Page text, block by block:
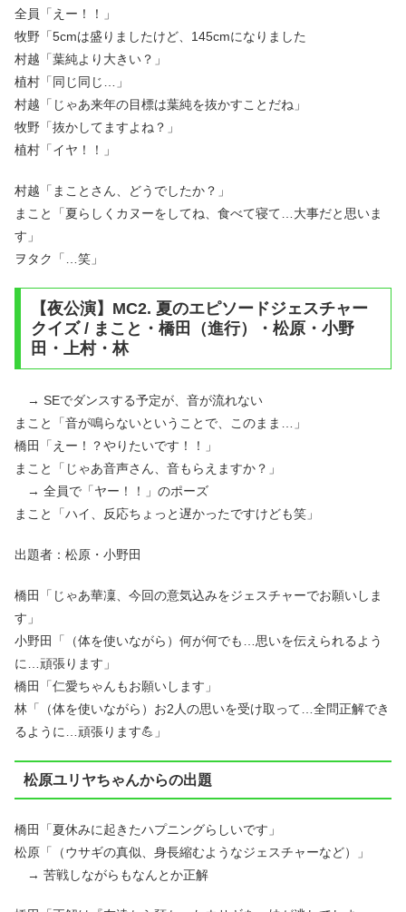
全員「えー！！」
牧野「5cmは盛りましたけど、145cmになりました
村越「葉純より大きい？」
植村「同じ同じ…」
村越「じゃあ来年の目標は葉純を抜かすことだね」
牧野「抜かしてますよね？」
植村「イヤ！！」
村越「まことさん、どうでしたか？」
まこと「夏らしくカヌーをしてね、食べて寝て…大事だと思いま
す」
ヲタク「…笑」
【夜公演】MC2. 夏のエピソードジェスチャー
クイズ / まこと・橋田（進行）・松原・小野
田・上村・林
→ SEでダンスする予定が、音が流れない
まこと「音が鳴らないということで、このまま…」
橋田「えー！？やりたいです！！」
まこと「じゃあ音声さん、音もらえますか？」
→ 全員で「ヤー！！」のポーズ
まこと「ハイ、反応ちょっと遅かったですけども笑」
出題者：松原・小野田
橋田「じゃあ華凜、今回の意気込みをジェスチャーでお願いしま
す」
小野田「（体を使いながら）何が何でも…思いを伝えられるよう
に…頑張ります」
橋田「仁愛ちゃんもお願いします」
林「（体を使いながら）お2人の思いを受け取って…全問正解でき
るように…頑張ります💪」
松原ユリヤちゃんからの出題
橋田「夏休みに起きたハプニングらしいです」
松原「（ウサギの真似、身長縮むようなジェスチャーなど）」
→ 苦戦しながらもなんとか正解